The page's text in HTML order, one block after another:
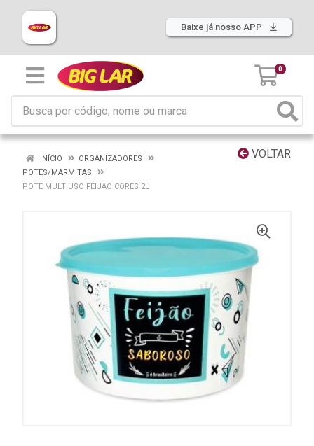
Baixe já nosso APP
0
VOLTAR
INÍCIO
ORGANIZADORES
POTES/MARMITAS
POTE MULTIUSO FEIJAO CORES 2L